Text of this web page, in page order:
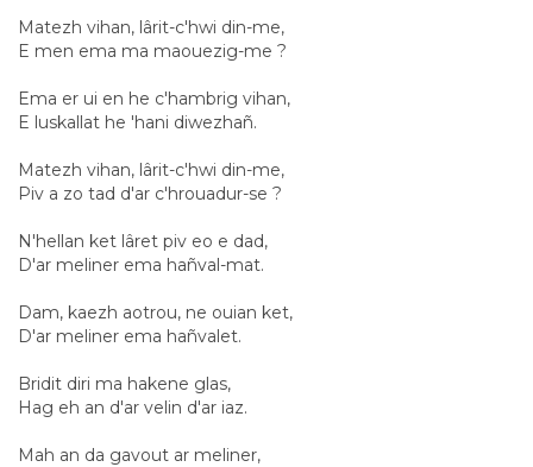
Matezh vihan, lârit-c'hwi din-me,
E men ema ma maouezig-me ?
Ema er ui en he c'hambrig vihan,
E luskallat he 'hani diwezhañ.
Matezh vihan, lârit-c'hwi din-me,
Piv a zo tad d'ar c'hrouadur-se ?
N'hellan ket lâret piv eo e dad,
D'ar meliner ema hañval-mat.
Dam, kaezh aotrou, ne ouian ket,
D'ar meliner ema hañvalet.
Bridit diri ma hakene glas,
Hag eh an d'ar velin d'ar iaz.
Mah an da gavout ar meliner,